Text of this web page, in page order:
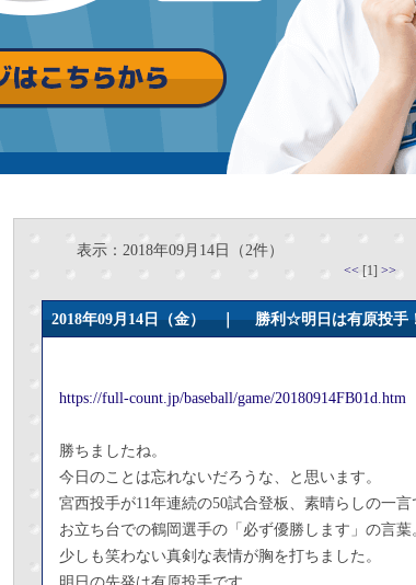
表示：2018年09月14日（2件）
<< [1] >>
2018年09月14日（金） ｜勝利☆明日は有原投手
https://full-count.jp/baseball/game/20180914FB01d.htm
勝ちましたね。
今日のことは忘れないだろうな、と思います。
宮西投手が11年連続の50試合登板、素晴らしの一言
お立ち台での鶴岡選手の「必ず優勝します」の言葉
少しも笑わない真剣な表情が胸を打ちました。